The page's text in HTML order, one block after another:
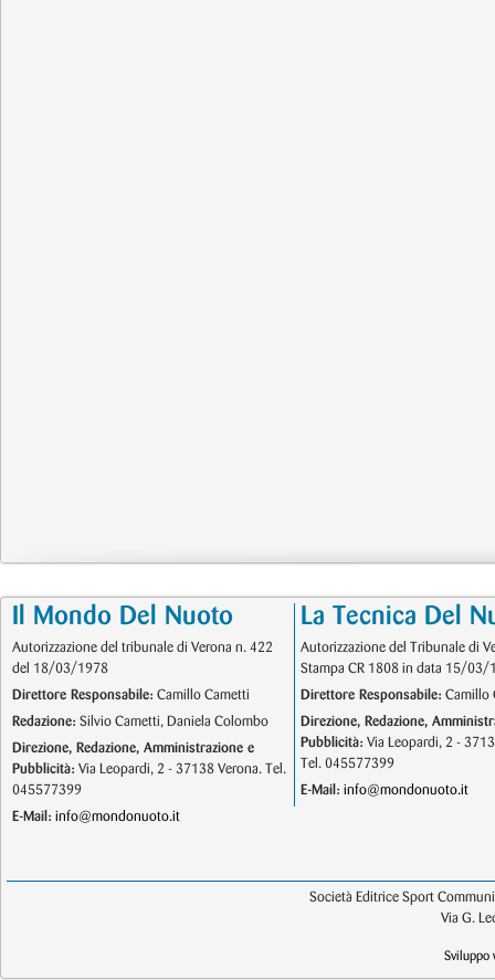
Il Mondo Del Nuoto
Autorizzazione del tribunale di Verona n. 422
del 18/03/1978
Direttore Responsabile: Camillo Cametti
Redazione: Silvio Cametti, Daniela Colombo
Direzione, Redazione, Amministrazione e
Pubblicità: Via Leopardi, 2 - 37138 Verona. Tel.
045577399
E-Mail: info@mondonuoto.it
La Tecnica Del
Autorizzazione del Tribunale di
Stampa CR 1808 in data 15/03/
Direttore Responsabile: Camillo
Direzione, Redazione,
Pubblicità: Via Leopardi, 2 -
Tel. 045577399
E-Mail: info@mondonuoto.it
Società Editrice Sport
Via G.
Sviluppo